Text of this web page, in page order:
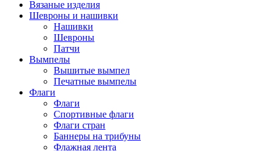
Вязаные изделия
Шевроны и нашивки
Нашивки
Шевроны
Патчи
Вымпелы
Вышитые вымпел
Печатные вымпелы
Флаги
Флаги
Спортивные флаги
Флаги стран
Баннеры на трибуны
Флажная лента